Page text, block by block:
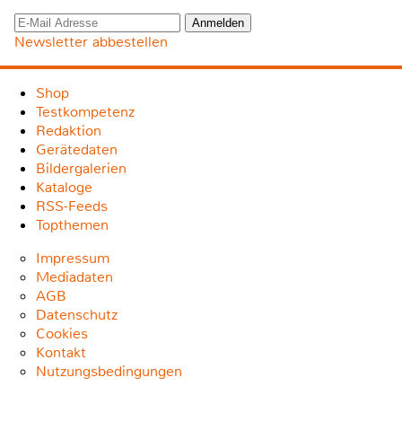
Newsletter abbestellen
Shop
Testkompetenz
Redaktion
Gerätedaten
Bildergalerien
Kataloge
RSS-Feeds
Topthemen
Impressum
Mediadaten
AGB
Datenschutz
Cookies
Kontakt
Nutzungsbedingungen